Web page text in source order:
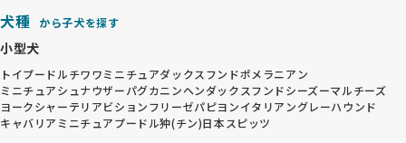
犬種 から子犬を探す
小型犬
トイプードルチワワミニチュアダックスフンドポメラニアン
ミニチュアシュナウザーパグカニンヘンダックスフンドシーズーマルチーズ
ヨークシャーテリアビションフリーゼパピヨンイタリアングレーハウンド
キャバリア ミニチュアプードル狆(チン)日本スピッツ